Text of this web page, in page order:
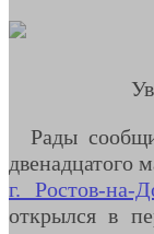
Рады
двенадцатого
г. Ростов-на-
открылся в